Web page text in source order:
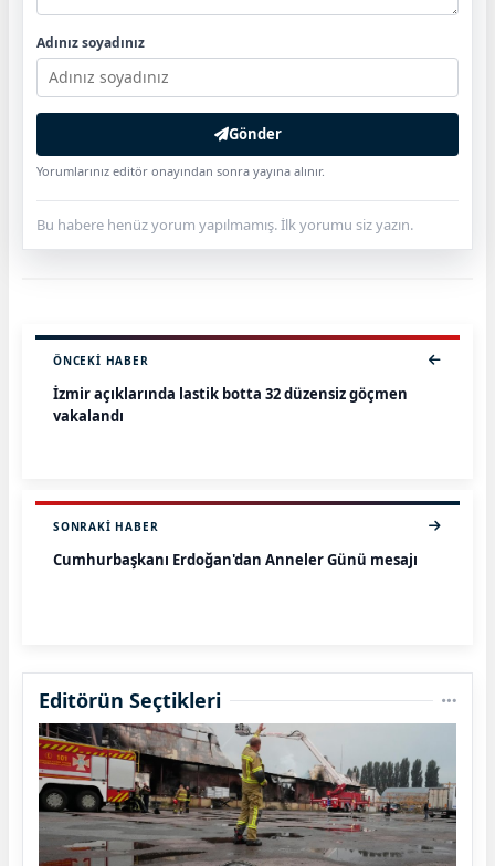
Adınız soyadınız
Gönder
Yorumlarınız editör onayından sonra yayına alınır.
Bu habere henüz yorum yapılmamış. İlk yorumu siz yazın.
ÖNCEKI HABER
İzmir açıklarında lastik botta 32 düzensiz göçmen
yakalandı
SONRAKI HABER
Cumhurbaşkanı Erdoğan'dan Anneler Günü mesajı
Editörün Seçtikleri